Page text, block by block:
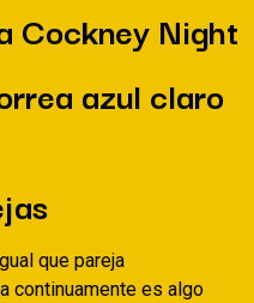
Cockney Night
azul claro
que pareja
continuamente es algo